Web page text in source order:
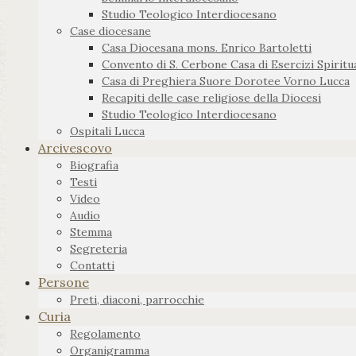
Studio Teologico Interdiocesano
Case diocesane
Casa Diocesana mons. Enrico Bartoletti
Convento di S. Cerbone Casa di Esercizi
Casa di Preghiera Suore Dorotee Vorno Lucca
Recapiti delle case religiose della Diocesi
Studio Teologico Interdiocesano
Ospitali Lucca
Arcivescovo
Biografia
Testi
Video
Audio
Stemma
Segreteria
Contatti
Persone
Preti, diaconi, parrocchie
Curia
Regolamento
Organigramma